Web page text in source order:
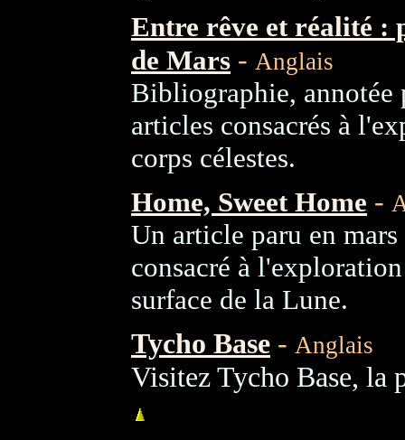
Entre rêve et réalité :
de Mars - Anglais
Bibliographie, annotée
articles consacrés à
corps célestes.
Home, Sweet Home -
Un article paru en
consacré à
surface de la Lune.
Tycho Base - Anglais
Visitez Tycho Base, la